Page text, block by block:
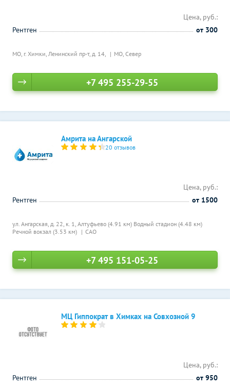
МО, г. Химки, Ленинский пр-т, д. 14, МО, Север
Цена, руб.:
Рентген
от 300
+7 495 255-29-55
Амрита на Ангарской
20 отзывов
ул. Ангарская, д. 22, к. 1, Алтуфьево (4.91 км) Водный стадион (4.48 км)
Речной вокзал (3.53 км)
САО
Цена, руб.:
Рентген
от 1500
+7 495 151-05-25
МЦ Гиппократ в Химках на Совхозной 9
Цена, руб.:
Рентген
от 950